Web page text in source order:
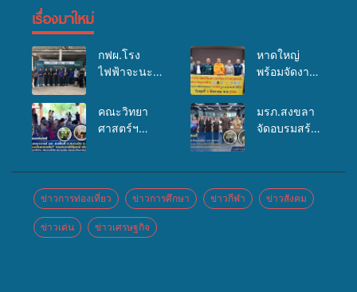
เรื่องมาใหม่
กฟผ.โรง
ไฟฟ้าจะนะ
สสอ.จะนะ
และโรง
จัดกิจกรรม
แพทย์เคลื่อนที่
ประจำปี
2569
หาดใหญ่
พร้อมจัดงาน
10,000 รูป
พ่อ” ปีที่ 23
รวมพลัง
พุทธศาสนิกชน
คณะวิทยา
ศาสตร์ฯ
อ.สทิงพระ จัด
อบรม “การ
เพาะเลี้ยง
มรภ.สงขลา
จัดอบรมสร้าง
รับมือการ
เปลี่ยนแปลง
ข่าวการท่องเที่ยว ข่าวการศึกษา ข่าวกีฬา ข่าวสังคม
ข่าวเด่น ข่าวเศรษฐกิจ